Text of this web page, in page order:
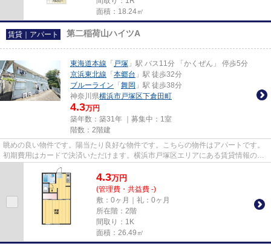
面積：18.24㎡
賃貸｜アパート 第二稲荷山ハイツA
東海道本線 「 戸塚 」駅 バス11分 「かくぜん」 停歩5分
京浜東北線 「 本郷台 」駅 徒歩32分
ブルーライン 「 舞岡 」駅 徒歩38分
神奈川県横浜市戸塚区下倉田町
4.3万円
築年数：築31年 ｜募集中： 1室
階数：2階建
眺めの良い物件です。陽当たり良好な物件です。こちらの物件はアパートです。
初期費用はカードで決済いただけます。横浜市戸塚区エリアにある賃貸情報のこ
となら、地域に密着した当社...
4.3万円
(管理費・共益費 -)
敷：0ヶ月｜礼：0ヶ月
所在階：2階
間取り：1K
面積：26.49㎡